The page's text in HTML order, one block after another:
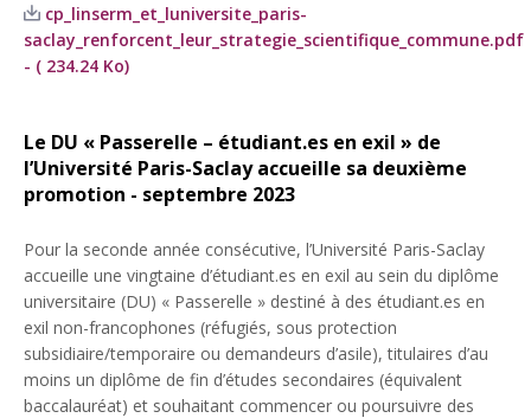
cp_linserm_et_luniversite_paris-
saclay_renforcent_leur_strategie_scientifique_commune.pdf
- ( 234.24 Ko)
Le DU « Passerelle – étudiant.es en exil » de
l’Université Paris-Saclay accueille sa deuxième
promotion - septembre 2023
Pour la seconde année consécutive, l’Université Paris-Saclay
accueille une vingtaine d’étudiant.es en exil au sein du diplôme
universitaire (DU) « Passerelle » destiné à des étudiant.es en
exil non-francophones (réfugiés, sous protection
subsidiaire/temporaire ou demandeurs d’asile), titulaires d’au
moins un diplôme de fin d’études secondaires (équivalent
baccalauréat) et souhaitant commencer ou poursuivre des